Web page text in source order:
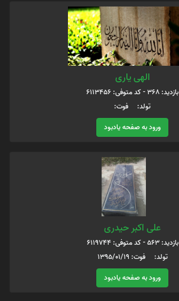
الهی یاری
بازدید: 368 - کد متوفی: 6113456
تولد: فوت:
ورود به صفحه یادبود
علی اکبر حیدری
بازدید: 563 - کد متوفی: 6119744
تولد: فوت: 1395/01/19
ورود به صفحه یادبود